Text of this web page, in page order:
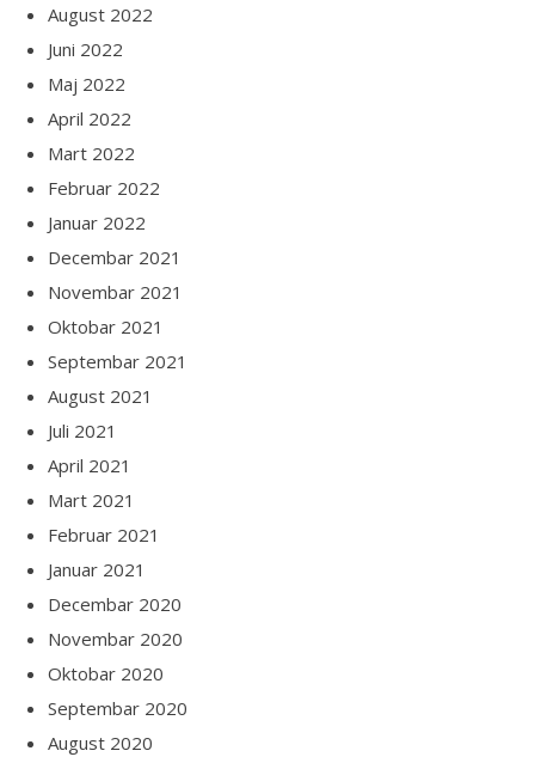
August 2022
Juni 2022
Maj 2022
April 2022
Mart 2022
Februar 2022
Januar 2022
Decembar 2021
Novembar 2021
Oktobar 2021
Septembar 2021
August 2021
Juli 2021
April 2021
Mart 2021
Februar 2021
Januar 2021
Decembar 2020
Novembar 2020
Oktobar 2020
Septembar 2020
August 2020